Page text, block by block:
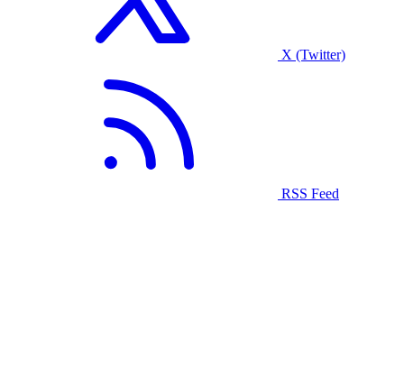
X (Twitter)
RSS Feed